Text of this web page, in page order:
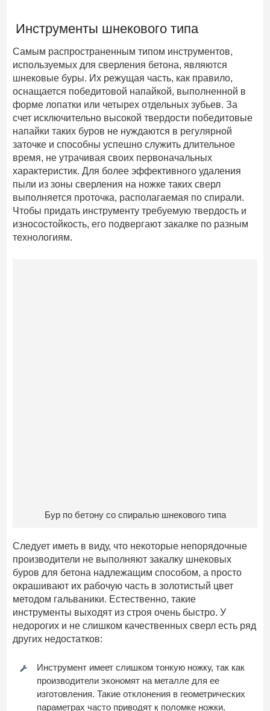
Инструменты шнекового типа
Самым распространенным типом инструментов,
используемых для сверления бетона, являются
шнековые буры. Их режущая часть, как правило,
оснащается победитовой напайкой, выполненной в
форме лопатки или четырех отдельных зубьев. За
счет исключительно высокой твердости победитовые
напайки таких буров не нуждаются в регулярной
заточке и способны успешно служить длительное
время, не утрачивая своих первоначальных
характеристик. Для более эффективного удаления
пыли из зоны сверления на ножке таких сверл
выполняется проточка, располагаемая по спирали.
Чтобы придать инструменту требуемую твердость и
износостойкость, его подвергают закалке по разным
технологиям.
Бур по бетону со спиралью шнекового типа
Следует иметь в виду, что некоторые непорядочные
производители не выполняют закалку шнековых
буров для бетона надлежащим способом, а просто
окрашивают их рабочую часть в золотистый цвет
методом гальваники. Естественно, такие
инструменты выходят из строя очень быстро. У
недорогих и не слишком качественных сверл есть ряд
других недостатков:
Инструмент имеет слишком тонкую ножку, так как
производители экономят на металле для ее
изготовления. Такие отклонения в геометрических
параметрах часто приводят к поломке ножки.